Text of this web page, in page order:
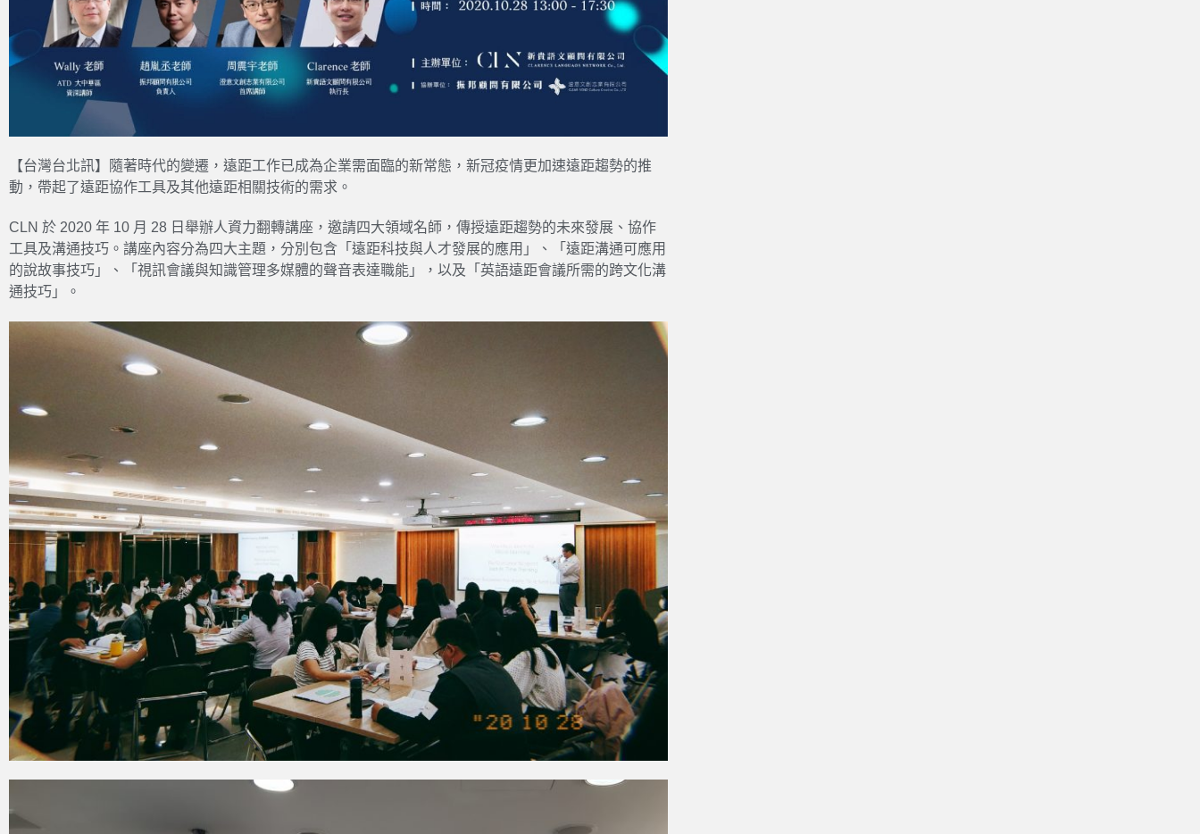
【台灣台北訊】隨著時代的變遷，遠距工作已成為企業需面臨的新常態，新冠疫情更加速遠距趨勢的推
動，帶起了遠距協作工具及其他遠距相關技術的需求。
CLN 於 2020 年 10 月 28 日舉辦人資力翻轉講座，邀請四大領域名師，傳授遠距趨勢的未來發展、協作
工具及溝通技巧。講座內容分為四大主題，分別包含「遠距科技與人才發展的應用」、「遠距溝通可應用
的說故事技巧」、「視訊會議與知識管理多媒體的聲音表達職能」，以及「英語遠距會議所需的跨文化溝
通技巧」。